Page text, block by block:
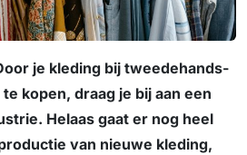
je kleding bij tweedehands-
kopen, draag je bij aan een
Helaas gaat er nog heel
van nieuwe kleding,